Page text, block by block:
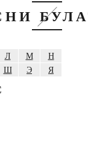
Л М
Н
Ш Э Я